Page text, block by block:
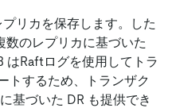
リカを保存します。した
数のレプリカに基づいた
はRaftログを使用してトラ
トするため、トランザク
基づいた DR も提供でき